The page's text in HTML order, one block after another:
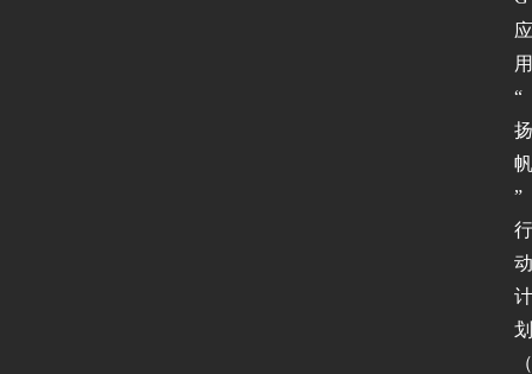
应
用
“
扬
帆
”
行
动
计
划
（